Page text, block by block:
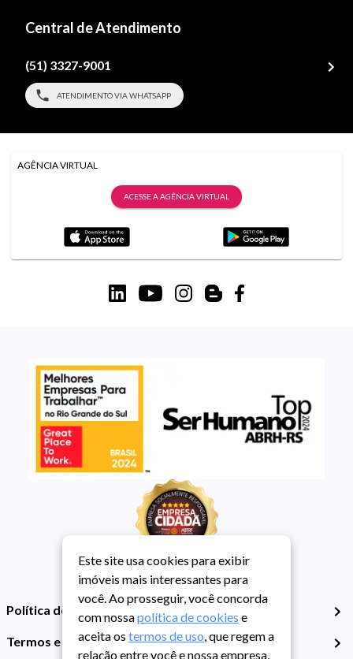
Central de Atendimento
(51) 3327-9001
ATENDIMENTO VIA WHATSAPP
AGÊNCIA VIRTUAL
ACESSE A AGÊNCIA VIRTUAL
Política de Privacidade
Termos e Condições de Uso
Este site usa cookies para exibir
imóveis mais interessantes para
você. Ao prosseguir, você concorda
com nossapolítica de cookies e
aceita os termos de uso, que regem a
relação entre você e nossa empresa,